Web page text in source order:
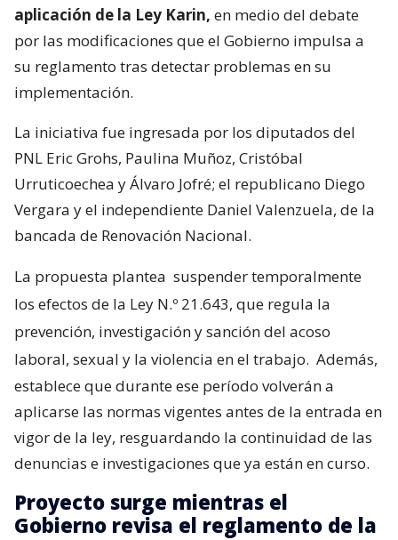
aplicación de la Ley Karin, en medio del debate
por las modificaciones que el Gobierno impulsa a
su reglamento tras detectar problemas en su
implementación.
La iniciativa fue ingresada por los diputados del
PNL Eric Grohs, Paulina Muñoz, Cristóbal
Urruticoechea y Álvaro Jofré; el republicano Diego
Vergara y el independiente Daniel Valenzuela, de la
bancada de Renovación Nacional.
La propuesta plantea suspender temporalmente
los efectos de la Ley N.º 21.643, que regula la
prevención, investigación y sanción del acoso
laboral, sexual y la violencia en el trabajo. Además,
establece que durante ese período volverán a
aplicarse las normas vigentes antes de la entrada en
vigor de la ley, resguardando la continuidad de las
denuncias e investigaciones que ya están en curso.
Proyecto surge mientras el
Gobierno revisa el reglamento de la